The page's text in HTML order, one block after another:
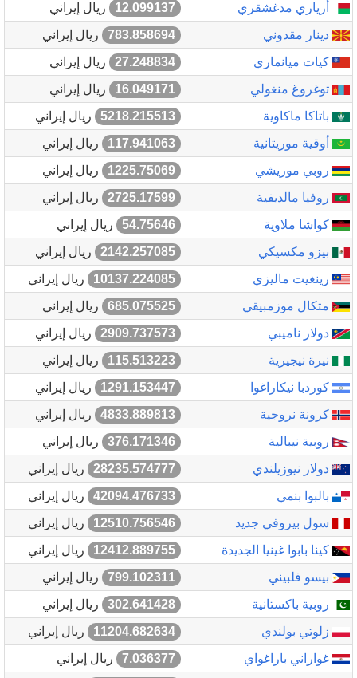
أرياري مدغشقري
12.099137
ريال إيراني
دينار مقدوني
783.858694
ريال إيراني
كيات ميانماري
27.248834
ريال إيراني
توغروغ منغولي
16.049171
ريال إيراني
باتاكا ماكاوية
5218.215513
ريال إيراني
أوقية موريتانية
117.941063
ريال إيراني
روبي موريشي
1225.75069
ريال إيراني
روفيا مالديفية
2725.17599
ريال إيراني
كواشا ملاوية
54.75646
ريال إيراني
بيزو مكسيكي
2142.257085
ريال إيراني
رينغيت ماليزي
10137.224085
ريال إيراني
متكال موزمبيقي
685.075525
ريال إيراني
دولار ناميبي
2909.737573
ريال إيراني
نيرة نيجيرية
115.513223
ريال إيراني
كوردبا نيكاراغوا
1291.153447
ريال إيراني
كرونة نروجية
4833.889813
ريال إيراني
روبية نيبالية
376.171346
ريال إيراني
دولار نيوزيلندي
28235.574777
ريال إيراني
بالبوا بنمي
42094.476733
ريال إيراني
سول بيروفي جديد
12510.756546
ريال إيراني
كينا بابوا غينيا الجديدة
12412.889755
ريال إيراني
بيسو فلبيني
799.102311
ريال إيراني
روبية باكستانية
302.641428
ريال إيراني
زلوتي بولندي
11204.682634
ريال إيراني
غواراني باراغواي
7.036377
ريال إيراني